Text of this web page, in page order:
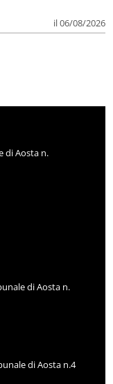
il 06/08/2026
di Aosta n.
di Aosta n.
di Aosta n.4